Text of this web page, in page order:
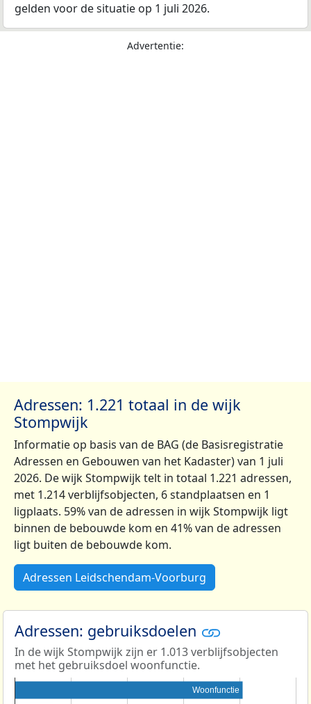
gelden voor de situatie op 1 juli 2026.
Advertentie:
Adressen: 1.221 totaal in de wijk
Stompwijk
Informatie op basis van de BAG (de Basisregistratie
Adressen en Gebouwen van het Kadaster) van 1 juli
2026. De wijk Stompwijk telt in totaal 1.221 adressen,
met 1.214 verblijfsobjecten, 6 standplaatsen en 1
ligplaats. 59% van de adressen in wijk Stompwijk ligt
binnen de bebouwde kom en 41% van de adressen
ligt buiten de bebouwde kom.
Adressen Leidschendam-Voorburg
Adressen: gebruiksdoelen
In de wijk Stompwijk zijn er 1.013 verblijfsobjecten
met het gebruiksdoel woonfunctie.
Woonfunctie